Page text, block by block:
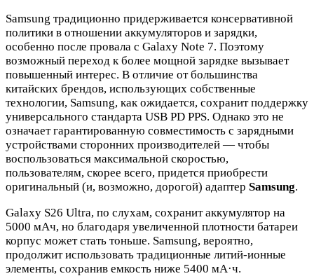
Samsung традиционно придерживается консервативной
политики в отношении аккумуляторов и зарядки,
особенно после провала с Galaxy Note 7. Поэтому
возможный переход к более мощной зарядке вызывает
повышенный интерес. В отличие от большинства
китайских брендов, использующих собственные
технологии, Samsung, как ожидается, сохранит поддержку
универсального стандарта USB PD PPS. Однако это не
означает гарантированную совместимость с зарядными
устройствами сторонних производителей — чтобы
воспользоваться максимальной скоростью,
пользователям, скорее всего, придется приобрести
оригинальный (и, возможно, дорогой) адаптер Samsung.
Galaxy S26 Ultra, по слухам, сохранит аккумулятор на
5000 мАч, но благодаря увеличенной плотности батареи
корпус может стать тоньше. Samsung, вероятно,
продолжит использовать традиционные литий-ионные
элементы, сохранив емкость ниже 5400 мА·ч.